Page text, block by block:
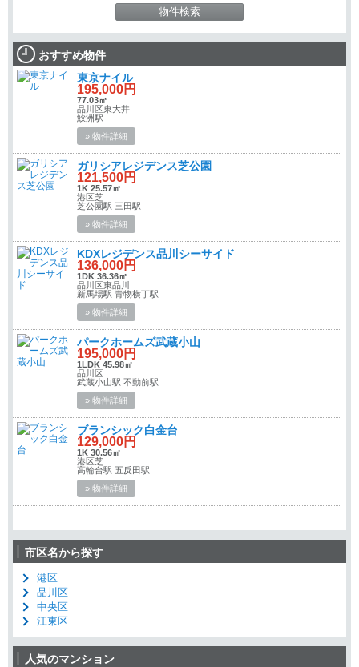
おすすめ物件
東京ナイル
195,000円
77.03㎡
品川区東大井
鮫洲駅
» 物件詳細
ガリシアレジデンス芝公園
121,500円
1K 25.57㎡
港区芝
芝公園駅 三田駅
» 物件詳細
KDXレジデンス品川シーサイド
136,000円
1DK 36.36㎡
品川区東品川
新馬場駅 青物横丁駅
» 物件詳細
パークホームズ武蔵小山
195,000円
1LDK 45.98㎡
品川区
武蔵小山駅 不動前駅
» 物件詳細
ブランシック白金台
129,000円
1K 30.56㎡
港区芝
高輪台駅 五反田駅
» 物件詳細
市区名から探す
港区
品川区
中央区
江東区
人気のマンション